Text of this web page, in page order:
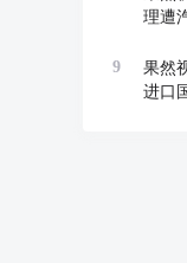
理遭
9
果然
进口